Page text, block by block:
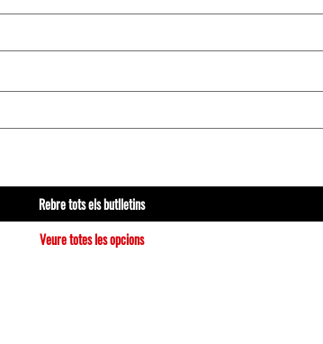
Rebre tots els butlletins
Veure totes les opcions